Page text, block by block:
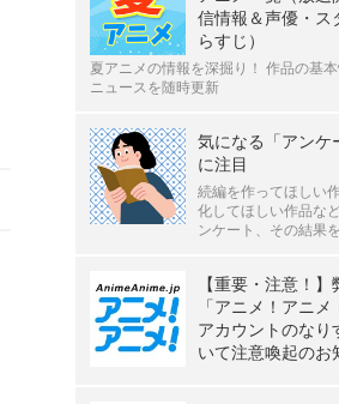
信情報＆声優・ス
らすじ）
夏アニメの情報を深掘り！ 作品の基
ニュースを随時更新
気になる「アンケ
に注目
続編を作ってほしい
化してほしい作品な
ンケート、その結果
【重要・注意！】
「アニメ！アニ
アカウントのなり
いて注意喚起のお